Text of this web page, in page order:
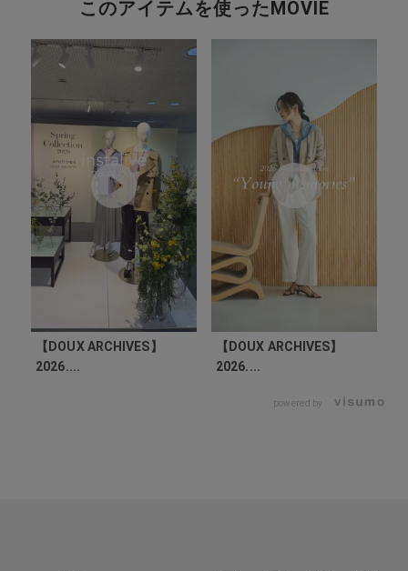
このアイテムを使ったMOVIE
【DOUX ARCHIVES】
2026....
【DOUX ARCHIVES】
2026....
powered by